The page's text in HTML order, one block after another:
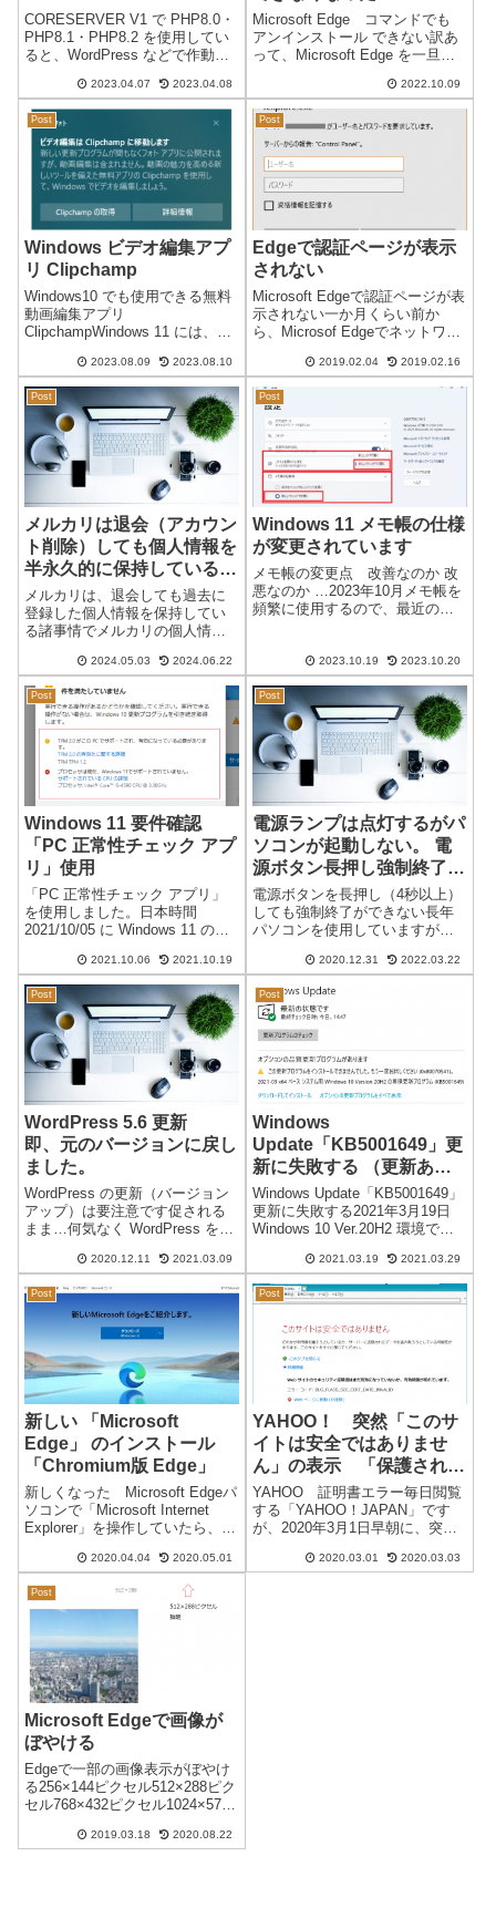
CORESERVER V1 で PHP8.0・
PHP8.1・PHP8.2 を使用してい
ると、WordPress などで作動す
ます。※ コアサーバー
（CORESERVER）V2 では、こ
の現象は発生しま...
2023.04.07 2023.04.08
Microsoft Edge コマンドでも
アンインストール できない訳あ
って、Microsoft Edge を一旦削
としましたが、コマンド でも ア
ンインストール ができなくなっ
ていました。少し前から、Micr...
2022.10.09
Post
Windows ビデオ編集アプ
リ Clipchamp
Windows10 でも使用できる無料
動画編集アプリ
ClipchampWindows 11 には、以
集アプリ「Clipchamp」がありま
す。2022年10月頃から
Windows11 の場合は、無料で使
用でき...
2023.08.09 2023.08.10
Post
Edgeで認証ページが表示
されない
Microsoft Edgeで認証ページが表
示されない一か月くらい前か
ら、Microsof Edgeでネットワー
認証ページが表示されなくなっ
ている。上記入力画面さえ出な
い。これは、InternetExproler...
2019.02.04 2019.02.16
Post
メルカリは退会（アカウン
ト削除）しても個人情報を
半永久的に保持している
登録には注意が必要
メルカリは、退会しても過去に
登録した個人情報を保持してい
る諸事情でメルカリの個人情報
したが、約1年後に新たに登録し
ようとすると過去の個人情報が
残っていたために不具合が発生
しました。メルカリに問い合わ
せると、「メル...
2024.05.03 2024.06.22
Post
Windows 11 メモ帳の仕様
が変更されています
メモ帳の変更点 改善なのか 改
悪なのか …2023年10月メモ帳を
頻繁に使用するので、最近の変
変更で元の仕様に戻せるのです
が、メモ帳本来の「シンプルで
手軽に使用できる」という観点
から方...
2023.10.19 2023.10.20
Post
Windows 11 要件確認
「PC 正常性チェック アプ
リ」使用
「PC 正常性チェック アプリ」
を使用しました。日本時間
2021/10/05 に Windows 11 のイ
た。デバイスが Windows 11 の
最小システム要件を満たしてい
ることの確認を行います。
Micros...
2021.10.06 2021.10.19
Post
電源ランプは点灯するがパ
ソコンが起動しない。 電
源ボタン長押し強制終了も
できない。
電源ボタンを長押し（4秒以上）
しても強制終了ができない長年
パソコンを使用していますが、
ので状況を記載します。症状：
（毎回ではない）・電源ONで電
源ランプ（充電ランプではな
い）は点灯するが画面が真っ黒
のまま起動し...
2020.12.31 2022.03.22
Post
WordPress 5.6 更新
即、元のバージョンに戻し
ました。
WordPress の更新（バージョン
アップ）は要注意です促される
まま…何気なく WordPress を
画面が・・・びっくり！即、元
のバージョンに戻しました。
WordPress をダウングレードす
ることになり...
2020.12.11 2021.03.09
Post
Windows
Update「KB5001649」更
新に失敗する （更新あ
り）
Windows Update「KB5001649」
更新に失敗する2021年3月19日
Windows 10 Ver.20H2 環境で
ログラムのチェック」を実行す
ると、2021-03 x64 ベース シ
ス...
2021.03.19 2021.03.29
Post
新しい 「Microsoft
Edge」 のインストール
「Chromium版 Edge」
新しくなった Microsoft Edgeパ
ソコンで「Microsoft Internet
Explorer」を操作していたら、起
が出てきました。※まだ、他の
パソコンではこの画面が出てこ
ないので一部のパソコン...
2020.04.04 2020.05.01
Post
YAHOO！ 突然「このサ
イトは安全ではありませ
ん」の表示 「保護されて
いない通信」になる
YAHOO 証明書エラー毎日閲覧
する「YAHOO！JAPAN」です
が、2020年3月1日早朝に、突然
は安全ではありません」「この
2020.03.01 2020.03.03
Post
Microsoft Edgeで画像が
ぼやける
Edgeで一部の画像表示がぼやけ
る256×144ピクセル512×288ピク
セル768×432ピクセル1024×576
画像はすべて鮮明に表示されま
2019.03.18 2020.08.22